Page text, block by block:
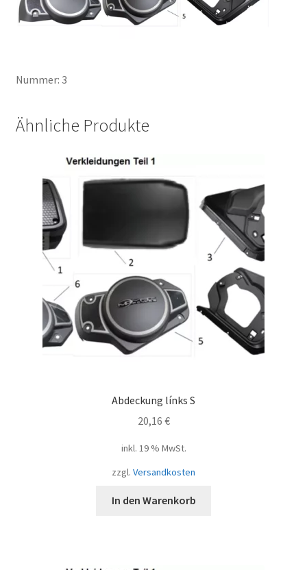
Nummer: 3
Ähnliche Produkte
Abdeckung línks S
20,16 €
inkl. 19 % MwSt.
zzgl. Versandkosten
In den Warenkorb